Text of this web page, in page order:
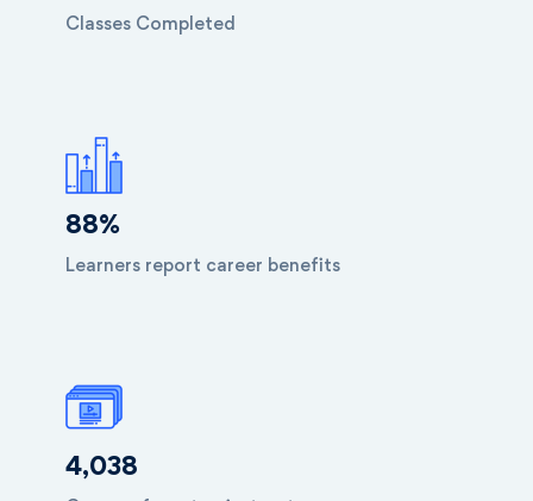
Classes Completed
88%
Learners report career benefits
4,038